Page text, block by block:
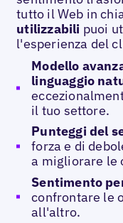
tutto il Web in
utilizzabili puoi
l'esperienza del
Modello
linguaggio
il tuo settore.
Punteggi del
forza e di
a migliorare le
Sentimento
confrontare le
all'altro.